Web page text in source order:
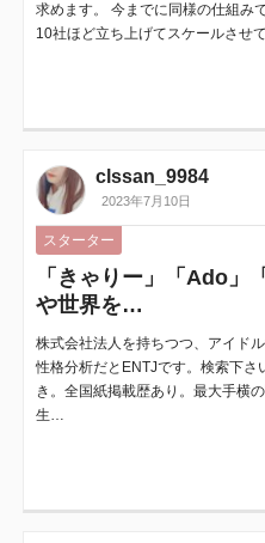
求めます。 今までに同様の仕組み
10社ほど立ち上げてスケールさせ
clssan_9984
2023年7月10日
スターター
「きゃりー」「Ado」
や世界を…
株式会社法人を持ちつつ、アイド
性格分析だとENTJです。検索下さ
き。全国紙掲載歴あり。最大手横
生…